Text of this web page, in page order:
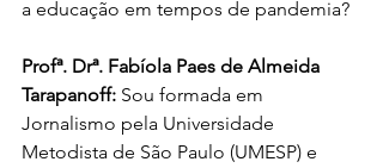
a educação em tempos de pandemia?
Profª. Drª. Fabíola Paes de Almeida
Tarapanoff: Sou formada em
Jornalismo pela Universidade
Metodista de São Paulo (UMESP) e